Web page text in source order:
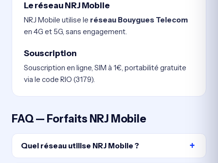
Le réseau NRJ Mobile
NRJ Mobile utilise le réseau Bouygues Telecom
en 4G et 5G, sans engagement.
Souscription
Souscription en ligne, SIM à 1€, portabilité gratuite
via le code RIO (3179).
FAQ — Forfaits NRJ Mobile
Quel réseau utilise NRJ Mobile ?